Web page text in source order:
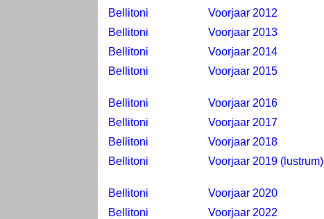
Bellitoni
Voorjaar 2012
Bellitoni
Voorjaar 2013
Bellitoni
Voorjaar 2014
Bellitoni
Voorjaar 2015
Bellitoni Voorjaar 2016
Bellitoni
Voorjaar 2017
Bellitoni
Voorjaar 2018
Bellitoni
Voorjaar 2019 (lustrum)
Bellitoni Voorjaar 2020
Bellitoni
Voorjaar 2022